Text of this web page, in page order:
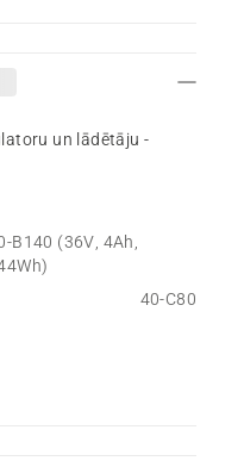
un lādētāju -
B140 (36V, 4Ah,
40-C80